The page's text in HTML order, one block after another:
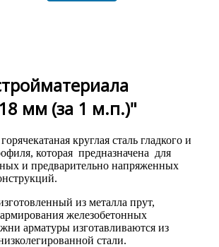
мм (за 1 м.п.)"
круглая сталь гладкого и
которая предназначена для
и предварительно напряженных
из металла прут,
железобетонных
арматуры изготавливаются из
стали.